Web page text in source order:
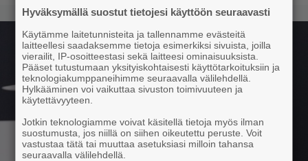
Hyväksymällä suostut tietojesi käyttöön seuraavasti
Käytämme laitetunnisteita ja tallennamme evästeitä
laitteellesi saadaksemme tietoja esimerkiksi sivuista, joilla
vierailit, IP-osoitteestasi sekä laitteesi ominaisuuksista.
Pääset tutustumaan yksityiskohtaisesti käyttötarkoituksiin ja
teknologiakumppaneihimme seuraavalla välilehdellä.
Hylkääminen voi vaikuttaa sivuston toimivuuteen ja
käytettävyyteen.
Jotkin teknologiamme voivat käsitellä tietoja myös ilman
suostumusta, jos niillä on siihen oikeutettu peruste. Voit
vastustaa tätä tai muuttaa asetuksiasi milloin tahansa
seuraavalla välilehdellä.